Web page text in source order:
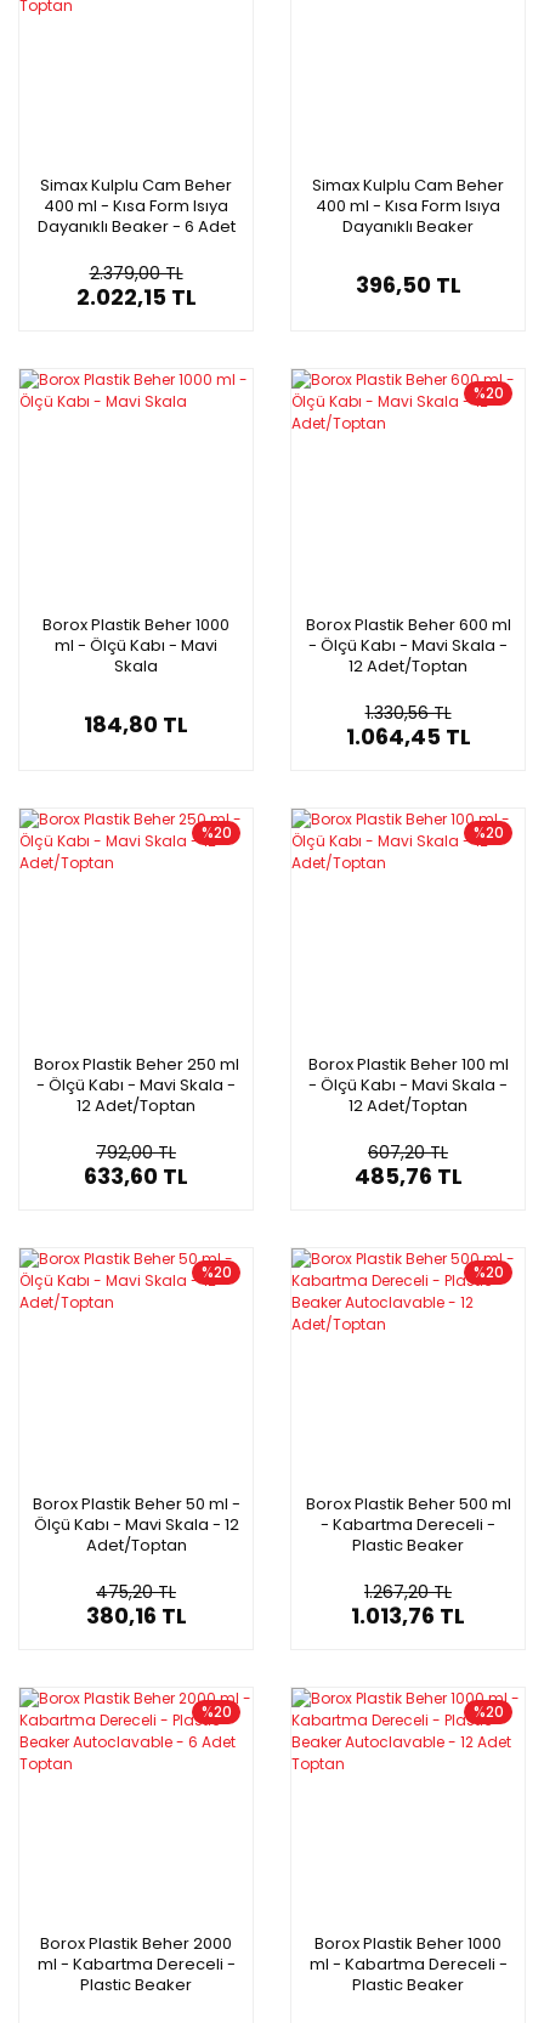
Simax Kulplu Cam Beher
400 ml - Kısa Form Isıya
Dayanıklı Beaker - 6 Adet
2.379,00 TL
2.022,15 TL
Simax Kulplu Cam Beher
400 ml - Kısa Form Isıya
Dayanıklı Beaker
396,50 TL
Borox Plastik Beher 1000
ml - Ölçü Kabı - Mavi
Skala
184,80 TL
%20
Borox Plastik Beher 600 ml
- Ölçü Kabı - Mavi Skala -
12 Adet/Toptan
1.330,56 TL
1.064,45 TL
%20
Borox Plastik Beher 250 ml
- Ölçü Kabı - Mavi Skala -
12 Adet/Toptan
792,00 TL
633,60 TL
%20
Borox Plastik Beher 100 ml
- Ölçü Kabı - Mavi Skala -
12 Adet/Toptan
607,20 TL
485,76 TL
%20
Borox Plastik Beher 50 ml -
Ölçü Kabı - Mavi Skala - 12
Adet/Toptan
475,20 TL
380,16 TL
%20
Borox Plastik Beher 500 ml
- Kabartma Dereceli -
Plastic Beaker
Adet/Toptan
1.267,20 TL
1.013,76 TL
%20
Borox Plastik Beher 2000
ml - Kabartma Dereceli -
Plastic Beaker
%20
Borox Plastik Beher 1000
ml - Kabartma Dereceli -
Plastic Beaker